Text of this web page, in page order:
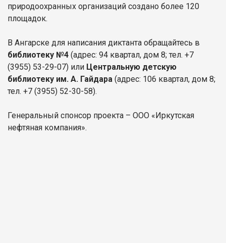
природоохранных организаций создано более 120
площадок.
В Ангарске для написания диктанта обращайтесь в
библиотеку №4 (адрес: 94 квартал, дом 8; тел. +7
(3955) 53-29-07) или Центральную детскую
библиотеку им. А. Гайдара (адрес: 106 квартал, дом 8;
тел. +7 (3955) 52-30-58).
Генеральный спонсор проекта – ООО «Иркутская
нефтяная компания».